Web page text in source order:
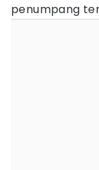
penumpang